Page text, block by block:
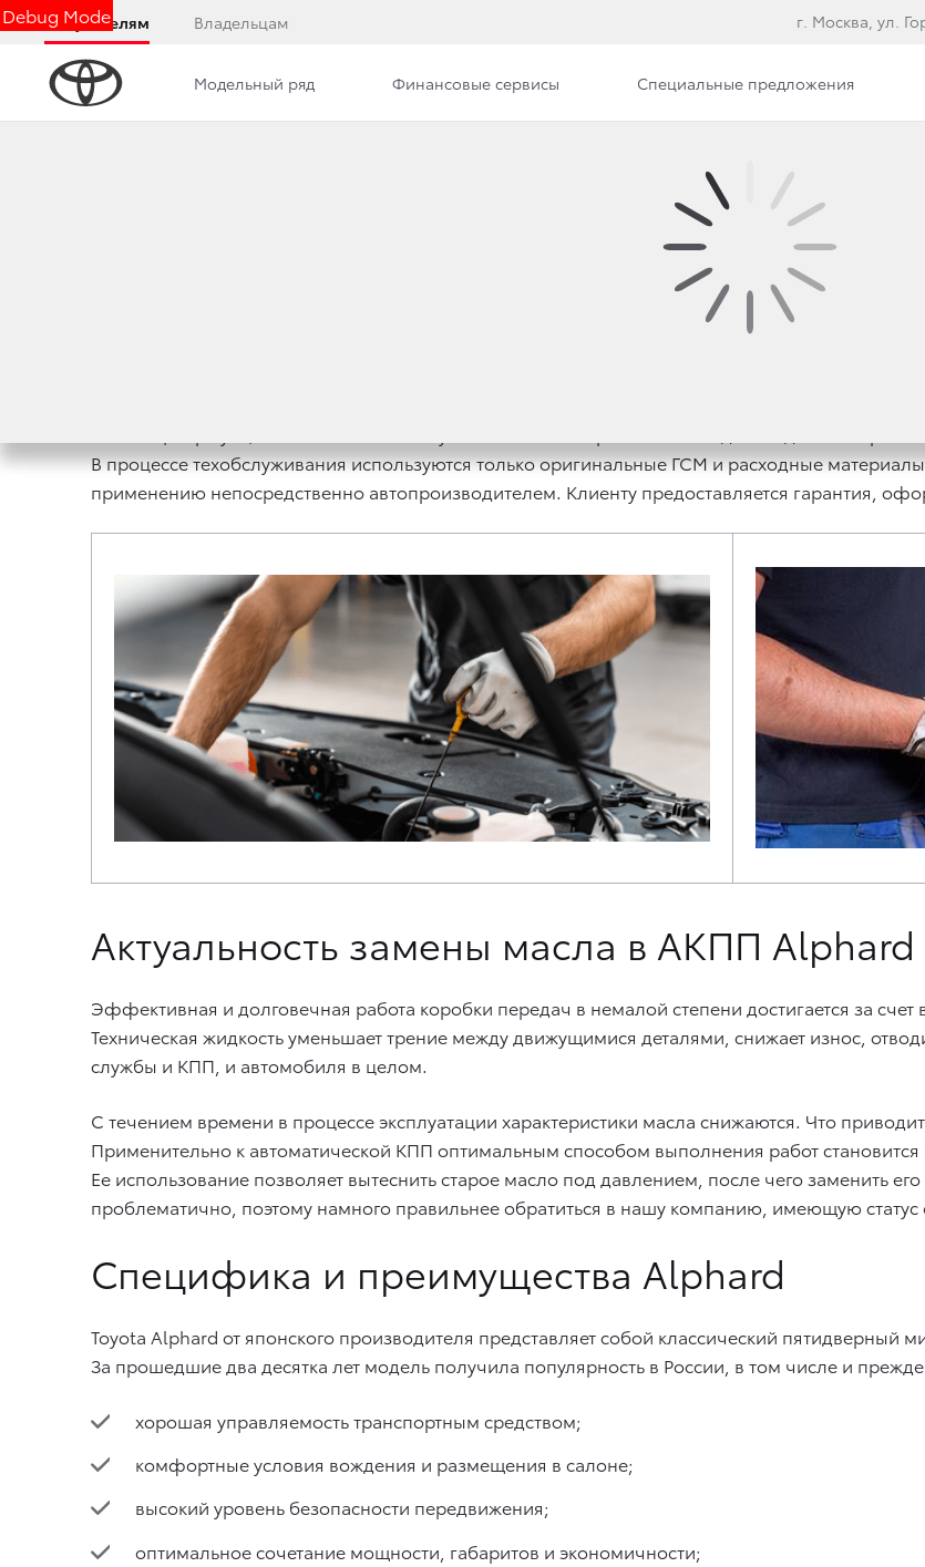
Debug Mode
Покупателям Владельцам г. Москва, ул.
Модельный ряд Финансовые сервисы Специальные предложения
ЗАМЕНА МАСЛА В АКПП ALPHARD
В процессе техобслуживания используются только оригинальные ГСМ и расходные
применению непосредственно автопроизводителем. Клиенту предоставляется гарантия,
Актуальность замены масла в АКПП Alphard
Эффективная и долговечная работа коробки передач в немалой степени достигается за счет
Техническая жидкость уменьшает трение между движущимися деталями, снижает износ,
службы и КПП, и автомобиля в целом.
С течением времени в процессе эксплуатации характеристики масла снижаются. Что
Применительно к автоматической КПП оптимальным способом выполнения работ
Ее использование позволяет вытеснить старое масло под давлением, после чего заменить
проблематично, поэтому намного правильнее обратиться в нашу компанию, имеющую статус
Специфика и преимущества Alphard
Toyota Alphard от японского производителя представляет собой классический пятидверный
За прошедшие два десятка лет модель получила популярность в России, в том числе и
хорошая управляемость транспортным средством;
комфортные условия вождения и размещения в салоне;
высокий уровень безопасности передвижения;
оптимальное сочетание мощности, габаритов и экономичности;